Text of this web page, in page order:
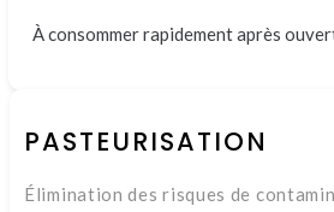
Œufs issus d'élevage
À consommer rapidement après
PASTEURISATION
Élimination des risques de